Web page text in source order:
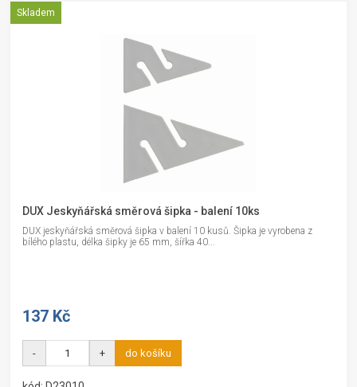
Skladem
DUX Jeskyňářská směrová šipka - balení 10ks
DUX jeskyňářská směrová šipka v balení 10 kusů. Šipka je vyrobena z
bílého plastu, délka šipky je 65 mm, šířka 40...
137 Kč
- + do košíku